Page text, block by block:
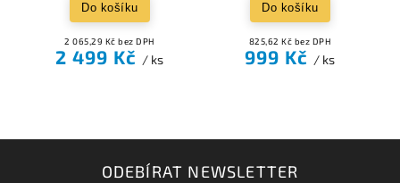
2 065,29 Kč bez DPH
2 499 Kč / ks
Do košíku
825,62 Kč bez DPH
999 Kč / ks
Do košíku
ODEBÍRAT NEWSLETTER